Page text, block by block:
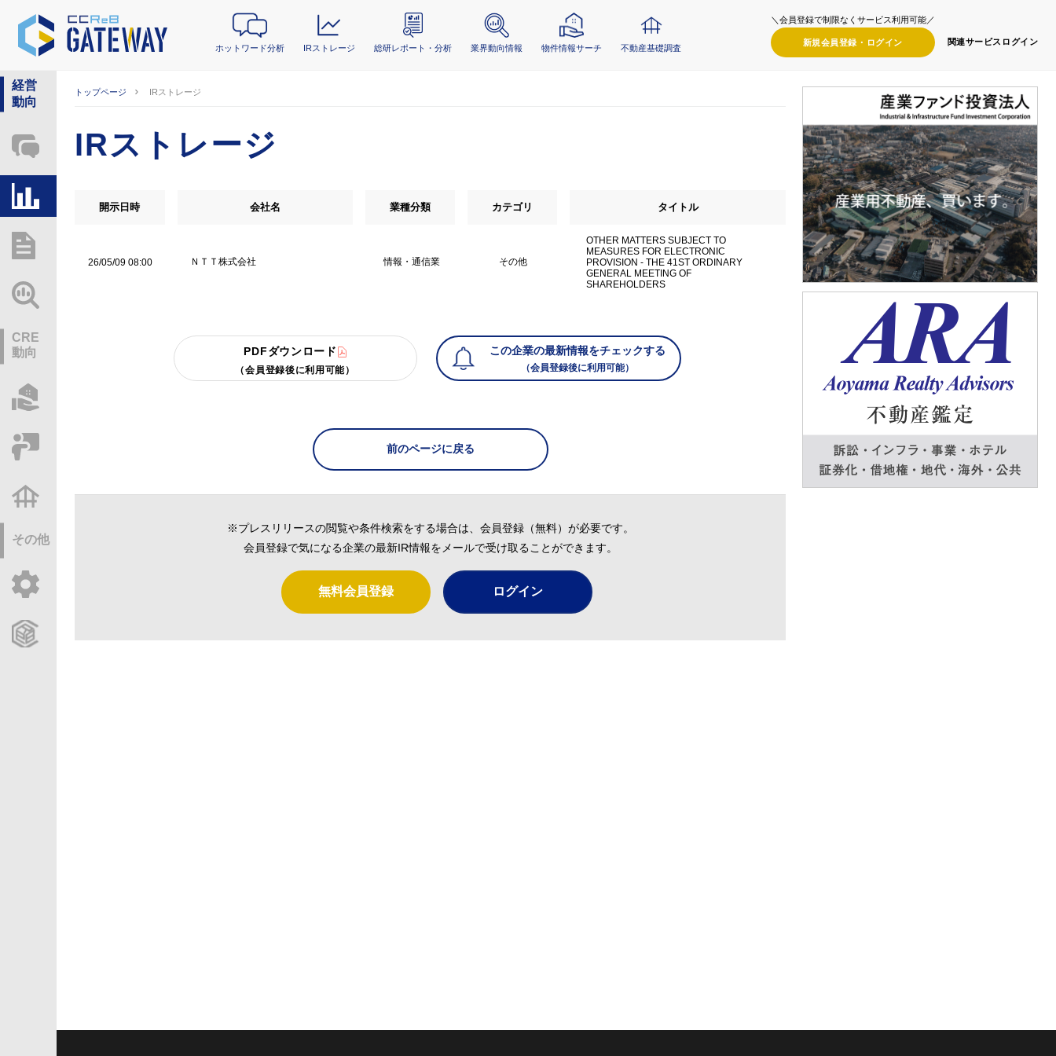
ホットワード分析 IRストレージ 総研レポート・分析 業界動向情報 物件情報サーチ 不動産基礎調査
＼会員登録で制限なくサービス利用可能／
新規会員登録・ ログイン 関連サービス ログイン
経営
動向
ホットワード分析
CRE
動向
不動産基礎調査
その他
トップページ IRストレージ
IRストレージ
開示日時 会社名 業種分類 カテゴリ タイトル
26/05/09 08:00 ＮＴＴ株式会社 情報・通信業 その他
OTHER MATTERS SUBJECT TO
MEASURES FOR ELECTRONIC
PROVISION - THE 41ST ORDINARY
GENERAL MEETING OF
SHAREHOLDERS
PDFダウンロード
（会員登録後に利用可能）
この企業の最新情報をチェックする
（会員登録後に利用可能）
前のページに戻る
※プレスリリースの閲覧や条件検索をする場合は、会員登録（無料）が必要です。
会員登録で気になる企業の最新IR情報をメールで受け取ることができます。
無料会員登録 ログイン